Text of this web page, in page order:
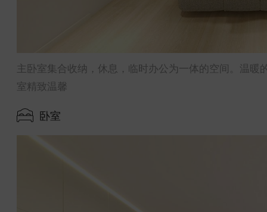
主卧室集合收纳，休息，临时办公为一体的空间。温
室精致温馨
卧室